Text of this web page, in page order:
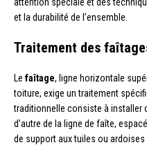
et la durabilité de l’ensemble.
Traitement des
Le faîtage, ligne horizontale
toiture, exige un traitement
traditionnelle consiste à installer
d’autre de la ligne de faîte,
de support aux tuiles ou ardoises